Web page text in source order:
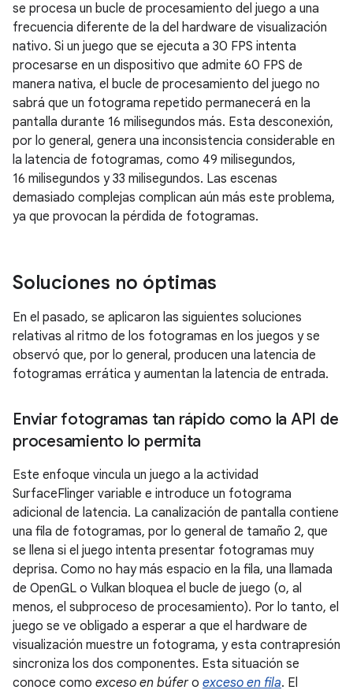
se procesa un bucle de procesamiento del juego a una
frecuencia diferente de la del hardware de visualización
nativo. Si un juego que se ejecuta a 30 FPS intenta
procesarse en un dispositivo que admite 60 FPS de
manera nativa, el bucle de procesamiento del juego no
sabrá que un fotograma repetido permanecerá en la
pantalla durante 16 milisegundos más. Esta desconexión,
por lo general, genera una inconsistencia considerable en
la latencia de fotogramas, como 49 milisegundos,
16 milisegundos y 33 milisegundos. Las escenas
demasiado complejas complican aún más este problema,
ya que provocan la pérdida de fotogramas.
Soluciones no óptimas
En el pasado, se aplicaron las siguientes soluciones
relativas al ritmo de los fotogramas en los juegos y se
observó que, por lo general, producen una latencia de
fotogramas errática y aumentan la latencia de entrada.
Enviar fotogramas tan rápido como la API de
procesamiento lo permita
Este enfoque vincula un juego a la actividad
SurfaceFlinger variable e introduce un fotograma
adicional de latencia. La canalización de pantalla contiene
una fila de fotogramas, por lo general de tamaño 2, que
se llena si el juego intenta presentar fotogramas muy
deprisa. Como no hay más espacio en la fila, una llamada
de OpenGL o Vulkan bloquea el bucle de juego (o, al
menos, el subproceso de procesamiento). Por lo tanto, el
juego se ve obligado a esperar a que el hardware de
visualización muestre un fotograma, y esta contrapresión
sincroniza los dos componentes. Esta situación se
conoce como exceso en búfero exceso en fila. El